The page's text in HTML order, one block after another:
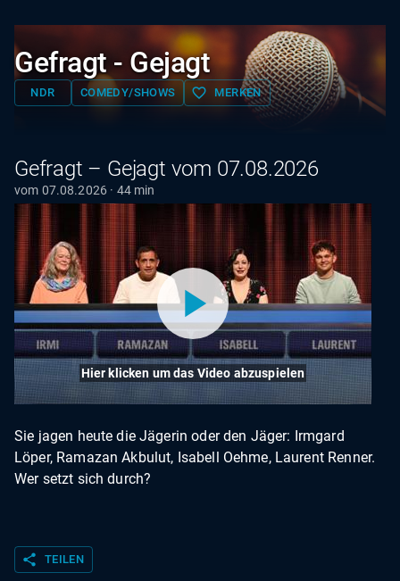
Gefragt - Gejagt
NDR COMEDY/SHOWS favorite_border MERKEN
Gefragt – Gejagt vom 07.08.2026
vom 07.08.2026 · 44 min
Hier klicken um das Video abzuspielen
Sie jagen heute die Jägerin oder den Jäger: Irmgard
Löper, Ramazan Akbulut, Isabell Oehme, Laurent Renner.
Wer setzt sich durch?
share TEILEN